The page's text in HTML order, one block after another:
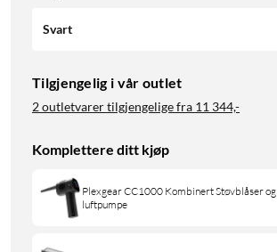
Svart
Tilgjengelig i vår outlet
2 outletvarer tilgjengelige fra 11 344,-
Komplettere ditt kjøp
Plexgear CC1000 Kombinert Støvblåser og
luftpumpe